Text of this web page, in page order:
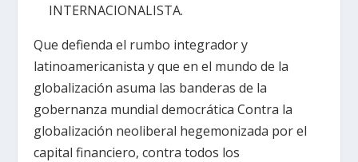
INTERNACIONALISTA.
Que defienda el rumbo integrador y
latinoamericanista y que en el mundo de la
globalización asuma las banderas de la
gobernanza mundial democrática Contra la
globalización neoliberal hegemonizada por el
capital financiero, contra todos los